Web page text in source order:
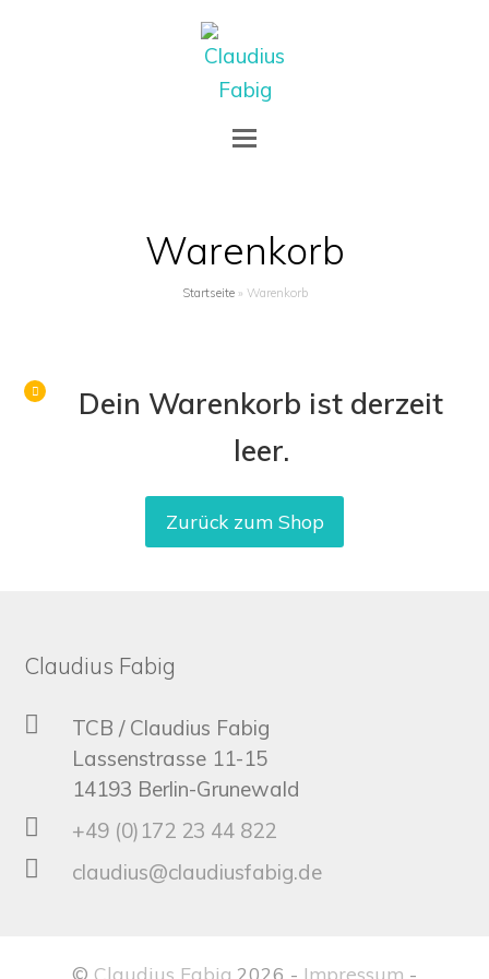
Open
Warenkorb
Startseite» Warenkorb
Dein Warenkorb ist derzeit
leer.
Zurück zum Shop
Claudius Fabig
TCB / Claudius Fabig
Lassenstrasse 11-15
14193 Berlin-Grunewald
+49 (0)172 23 44 822
claudius@claudiusfabig.de
© Claudius Fabig 2026 - Impressum -